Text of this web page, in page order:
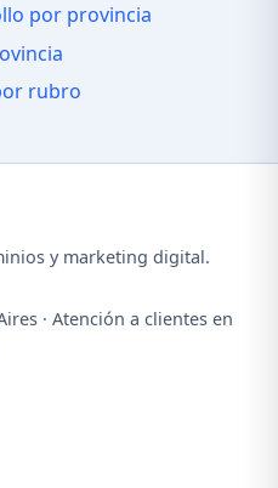
por provincia
rubro
y marketing digital.
· Atención a clientes en